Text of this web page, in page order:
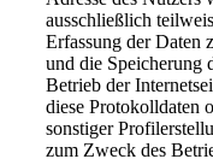
ausschließlich
Erfassung der Daten
und die Speicherung
Betrieb der
diese Protokolldaten
sonstiger
zum Zweck des